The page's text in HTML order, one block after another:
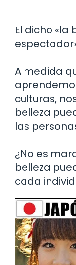
El dicho «la
A medida
culturas,
belleza
las
¿No es
belleza
cada